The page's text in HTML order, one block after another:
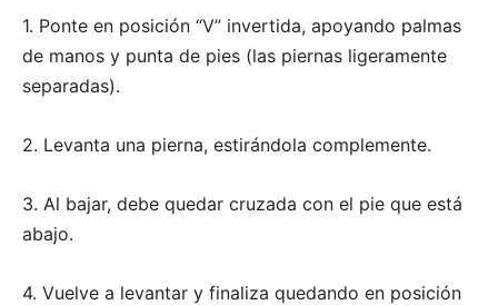
1. Ponte en posición “V” invertida, apoyando palmas
de manos y punta de pies (las piernas ligeramente
separadas).
2. Levanta una pierna, estirándola complemente.
3. Al bajar, debe quedar cruzada con el pie que está
abajo.
4. Vuelve a levantar y finaliza quedando en posición